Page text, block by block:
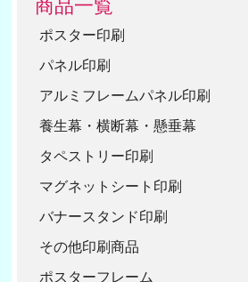
商品一覧
ポスター印刷
パネル印刷
アルミフレームパネル印刷
養生幕・横断幕・懸垂幕
タペストリー印刷
マグネットシート印刷
バナースタンド印刷
その他印刷商品
ポスターフレーム